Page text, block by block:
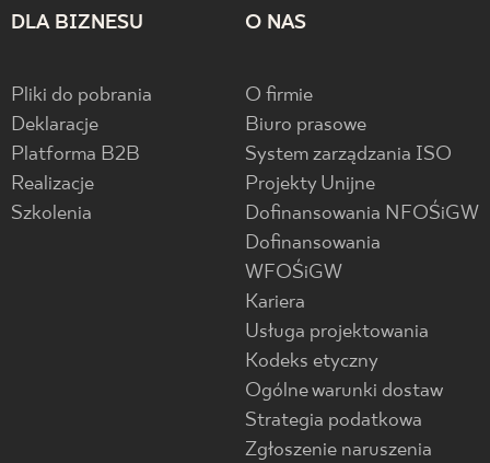
DLA BIZNESU
Pliki do pobrania
Deklaracje
Platforma B2B
Realizacje
Szkolenia
O NAS
O firmie
Biuro prasowe
System zarządzania ISO
Projekty Unijne
Dofinansowania NFOŚiGW
Dofinansowania
WFOŚiGW
Kariera
Usługa projektowania
Kodeks etyczny
Ogólne warunki dostaw
Strategia podatkowa
Zgłoszenie naruszenia